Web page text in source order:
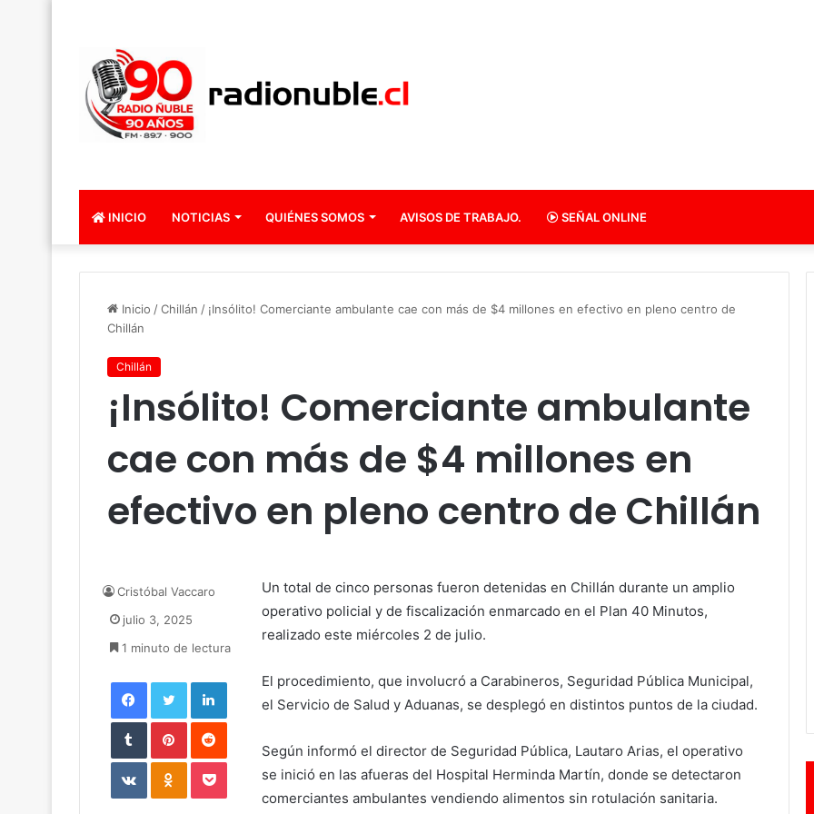
INICIO NOTICIAS QUIÉNES SOMOS AVISOS DE TRABAJO. SEÑAL ONLINE
Inicio /Chillán / ¡Insólito! Comerciante ambulante cae con más de $4 millones en efectivo en pleno centro de
Chillán
Chillán
¡Insólito! Comerciante ambulante
cae con más de $4 millones en
efectivo en pleno centro de Chillán
Un total de cinco personas fueron detenidas en Chillán durante un amplio
operativo policial y de fiscalización enmarcado en el Plan 40 Minutos,
realizado este miércoles 2 de julio.
El procedimiento, que involucró a Carabineros, Seguridad Pública Municipal,
el Servicio de Salud y Aduanas, se desplegó en distintos puntos de la ciudad.
Según informó el director de Seguridad Pública, Lautaro Arias, el operativo
se inició en las afueras del Hospital Herminda Martín, donde se detectaron
comerciantes ambulantes vendiendo alimentos sin rotulación sanitaria.
Cristóbal Vaccaro
julio 3, 2025
1 minuto de lectura
Facebook Twitter LinkedIn
Tumblr Pinterest Reddit
VKontakte Odnoklassniki Pocket